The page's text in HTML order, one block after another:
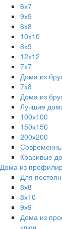
6х7
9х9
6х8
10х10
6х9
12х12
7х7
Дома из
7х8
Дома из
Лучшие
100х100
150х150
200х200
Красивые
Дома из
Для
8х8
8х10
9х9
Дома из
ключ